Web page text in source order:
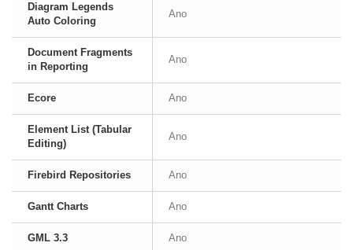
Diagram Legends
Auto Coloring
Ano
Document Fragments
in Reporting
Ano
Ecore Ano
Element List (Tabular
Editing)
Ano
Firebird Repositories Ano
Gantt Charts Ano
GML 3.3 Ano